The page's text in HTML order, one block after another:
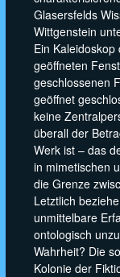
Glasersfelds
Wittgenstein
Ein
geöffneten
geschlossenen
geöffnet
keine
überall der
Werk ist – das
in mimetischen
die Grenze
Letztlich
unmittelbare
ontologisch
Wahrheit? Die
Kolonie der